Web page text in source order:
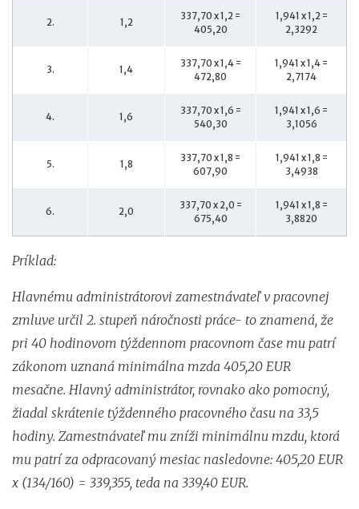
2. 1,2
337,70 x 1,2 =
405,20
1,941 x 1,2 =
2,3292
3. 1,4
337,70 x 1,4 =
472,80
1,941 x 1,4 =
2,7174
4. 1,6
337,70 x 1,6 =
540,30
1,941 x 1,6 =
3,1056
5. 1,8
337,70 x 1,8 =
607,90
1,941 x 1,8 =
3,4938
6. 2,0
337,70 x 2,0 =
675,40
1,941 x 1,8 =
3,8820
Príklad:
Hlavnému administrátorovi zamestnávateľ v pracovnej
zmluve určil 2. stupeň náročnosti práce- to znamená, že
pri 40 hodinovom týždennom pracovnom čase mu patrí
zákonom uznaná minimálna mzda 405,20 EUR
mesačne. Hlavný administrátor, rovnako ako pomocný,
žiadal skrátenie týždenného pracovného času na 33,5
hodiny. Zamestnávateľ mu zníži minimálnu mzdu, ktorá
mu patrí za odpracovaný mesiac nasledovne: 405,20 EUR
x (134/160) = 339,355, teda na 339,40 EUR.